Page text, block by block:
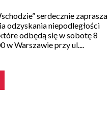
serdecznie zaprasza
odzyskania niepodległości
odbędą się w sobotę 8
Warszawie przy ul....